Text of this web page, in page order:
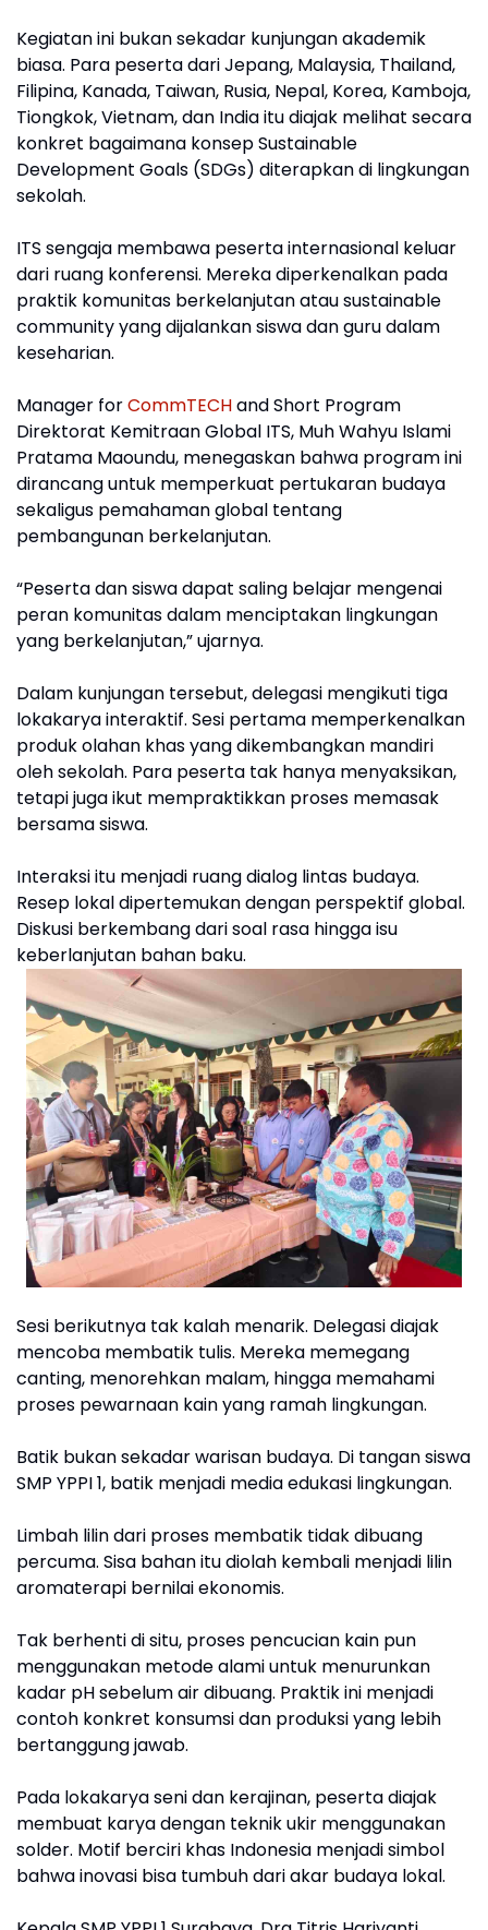
Kegiatan ini bukan sekadar kunjungan akademik
biasa. Para peserta dari Jepang, Malaysia, Thailand,
Filipina, Kanada, Taiwan, Rusia, Nepal, Korea, Kamboja,
Tiongkok, Vietnam, dan India itu diajak melihat secara
konkret bagaimana konsep Sustainable
Development Goals (SDGs) diterapkan di lingkungan
sekolah.
ITS sengaja membawa peserta internasional keluar
dari ruang konferensi. Mereka diperkenalkan pada
praktik komunitas berkelanjutan atau sustainable
community yang dijalankan siswa dan guru dalam
keseharian.
Manager forCommTECHand Short Program
Direktorat Kemitraan Global ITS, Muh Wahyu Islami
Pratama Maoundu, menegaskan bahwa program ini
dirancang untuk memperkuat pertukaran budaya
sekaligus pemahaman global tentang
pembangunan berkelanjutan.
“Peserta dan siswa dapat saling belajar mengenai
peran komunitas dalam menciptakan lingkungan
yang berkelanjutan,” ujarnya.
Dalam kunjungan tersebut, delegasi mengikuti tiga
lokakarya interaktif. Sesi pertama memperkenalkan
produk olahan khas yang dikembangkan mandiri
oleh sekolah. Para peserta tak hanya menyaksikan,
tetapi juga ikut mempraktikkan proses memasak
bersama siswa.
Interaksi itu menjadi ruang dialog lintas budaya.
Resep lokal dipertemukan dengan perspektif global.
Diskusi berkembang dari soal rasa hingga isu
keberlanjutan bahan baku.
Sesi berikutnya tak kalah menarik. Delegasi diajak
mencoba membatik tulis. Mereka memegang
canting, menorehkan malam, hingga memahami
proses pewarnaan kain yang ramah lingkungan.
Batik bukan sekadar warisan budaya. Di tangan siswa
SMP YPPI 1, batik menjadi media edukasi lingkungan.
Limbah lilin dari proses membatik tidak dibuang
percuma. Sisa bahan itu diolah kembali menjadi lilin
aromaterapi bernilai ekonomis.
Tak berhenti di situ, proses pencucian kain pun
menggunakan metode alami untuk menurunkan
kadar pH sebelum air dibuang. Praktik ini menjadi
contoh konkret konsumsi dan produksi yang lebih
bertanggung jawab.
Pada lokakarya seni dan kerajinan, peserta diajak
membuat karya dengan teknik ukir menggunakan
solder. Motif berciri khas Indonesia menjadi simbol
bahwa inovasi bisa tumbuh dari akar budaya lokal.